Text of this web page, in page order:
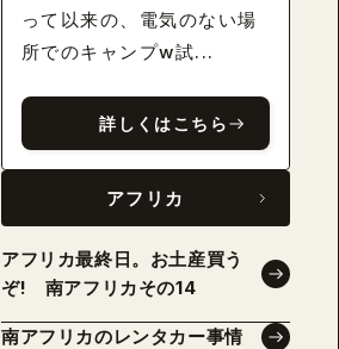
って以来の、電気のない場
所でのキャンプw試...
詳しくはこちら
アフリカ
アフリカ最終日。お土産買う
ぞ! 南アフリカその14
南アフリカのレンタカー事情